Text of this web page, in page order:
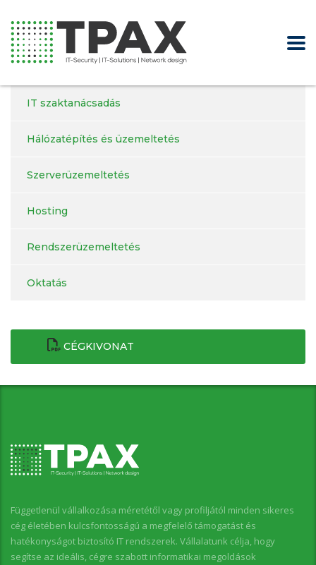
IT szaktanácsadás
Hálózatépítés és üzemeltetés
Szerverüzemeltetés
Hosting
Rendszerüzemeltetés
Oktatás
CÉGKIVONAT
Függetlenül vállalkozása méretétől vagy profiljától minden sikeres
cég életében kulcsfontosságú a megfelelő támogatást és
hatékonyságot biztosító IT rendszerek. Vállalatunk célja, hogy
segítse az ideális, cégre szabott informatikai megoldások